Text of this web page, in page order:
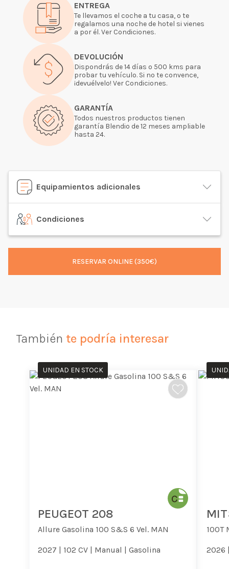
ENTREGA
Te llevamos el coche a tu casa, o te
regalamos una noche de hotel si vienes
a por él. Ver Condiciones.
DEVOLUCIÓN
Dispondrás de 14 días o 500 kms para
probar tu vehículo. Si no te convence,
¡devuélvelo! Ver Condiciones.
GARANTÍA
Todos nuestros productos tienen
garantía Blendio de 12 meses ampliable
hasta 24.
Equipamientos adicionales
Condiciones
RESERVAR ONLINE (350€)
También te podría interesar
UNIDAD EN STOCK
PEUGEOT 208
Allure Gasolina 100 S&S 6 Vel. MAN
2027 | 102 CV | Manual | Gasolina
100T
2026